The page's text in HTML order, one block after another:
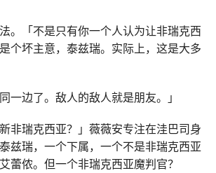
。「不是只有你一个人认为让非瑞克西
个坏主意，泰兹瑞。实际上，这是大多
一边了。敌人的敌人就是朋友。」
非瑞克西亚？」薇薇安专注在洼巴司身
兹瑞，一个下属，一个不是非瑞克西亚
蕾侬。但一个非瑞克西亚魔判官？